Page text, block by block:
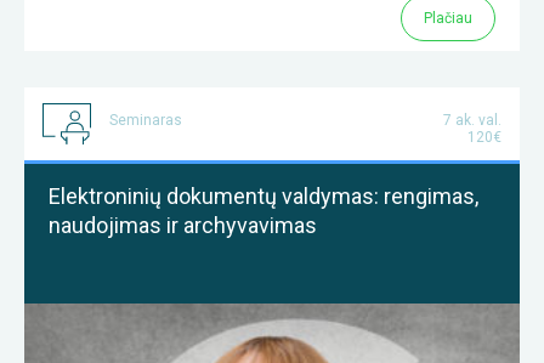
Plačiau
Seminaras
7 ak. val.
120€
Elektroninių dokumentų valdymas: rengimas,
naudojimas ir archyvavimas